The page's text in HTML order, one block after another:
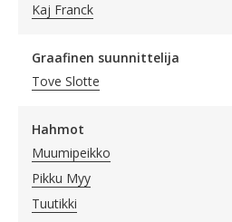
Kaj Franck
Graafinen suunnittelija
Tove Slotte
Hahmot
Muumipeikko
Pikku Myy
Tuutikki